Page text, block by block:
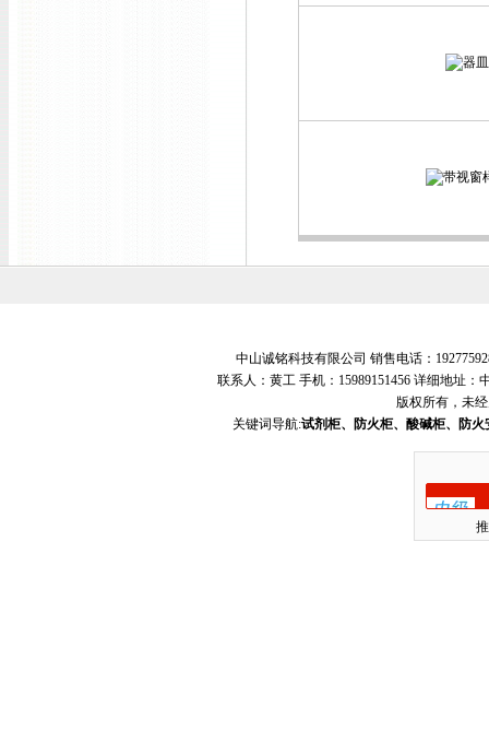
中山诚铭科技有限公司 销售电话：
联系人：黄工 手机：15989151456 详细地址
版权所有，未
关键词导航:试剂柜、防火柜、酸碱柜、防